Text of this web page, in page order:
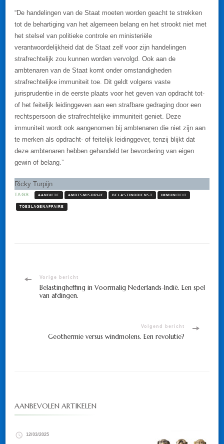
“De handelingen van de Staat moeten worden geacht te strekken
tot de behartiging van het algemeen belang en het strookt niet met
het stelsel van politieke controle en ministeriële
verantwoordelijkheid dat de Staat zelf voor zijn handelingen
strafrechtelijk zou kunnen worden vervolgd. Ook aan de
ambtenaren van de Staat komt onder omstandigheden
strafrechtelijke immuniteit toe. Dit geldt volgens vaste
jurisprudentie in de eerste plaats voor het geven van opdracht tot-
of het feitelijk leidinggeven aan een strafbare gedraging door een
rechtspersoon die strafrechtelijke immuniteit geniet. Deze
immuniteit wordt ook aangenomen bij ambtenaren die niet zijn aan
te merken als opdracht- of feitelijk leidinggever, tenzij blijkt dat
deze ambtenaren hebben gehandeld ter bevordering van eigen
gewin of belang.”
Ricky Turpijn
TAGS: AANGIFTE AMBTSMISDRIJF BELASTINGDIENST IMMUNITEIT
TOESLAGENAFFAIRE
Bericht
navigatie
Vorige bericht
Belastingheffing in Voormalig Nederlands-Indië. Een spel
van afdingen.
Volgend bericht
Geothermie versus windmolens. Een revolutie?
AANBEVOLEN ARTIKELEN
12/03/2025